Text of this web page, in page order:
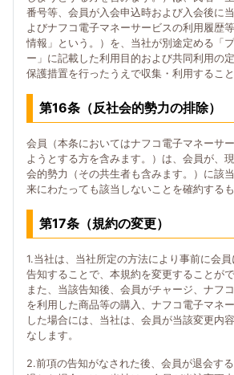
番号等、会員が入会申込時および入会後に
よびナフコ電子マネーサービスの利用履歴
情報」という。）を、当社が別途定める「
ー」に記載した利用目的および共同利用の
保護措置を行ったうえで収集・利用すること
第16条（反社会的勢力の排除）
会員（本条においてはナフコ電子マネーサ
ようとする方を含みます。）は、会員が、
会的勢力（その共生者も含みます。）に該
来にわたっても該当しないことを確約するも
第17条（規約の変更）
1.当社は、当社所定の方法により事前に会
告知することで、本規約を変更することが
また、当該告知後、会員がチャージ、ナフ
を利用した商品等の購入、ナフコ電子マネ
した場合には、当社は、会員が当該変更内
なします。
2.前項の告知がなされた後、会員が退会す